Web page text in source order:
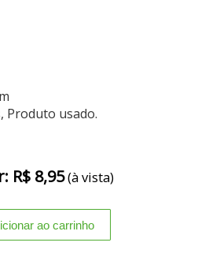
Produto usado.
R$ 8,95(à vista)